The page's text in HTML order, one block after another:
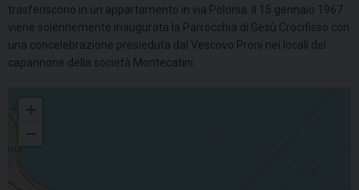
trasferiscono in un appartamento in via Polonia. Il 15 gennaio 1967
viene solennemente inaugurata la Parrocchia di Gesù Crocifisso con
una concelebrazione presieduta dal Vescovo Proni nei locali del
capannone della società Montecatini.
+
−